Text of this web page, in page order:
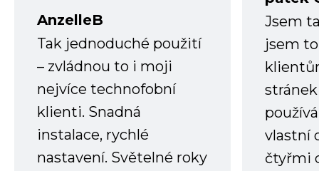
AnzelleB
Tak jednoduché použití
– zvládnou to i moji
nejvíce technofobní
klienti. Snadná
instalace, rychlé
nastavení. Světelné roky
Jsem
jsem
vlastní
čtyřmi